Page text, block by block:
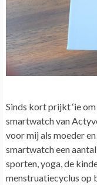
Sinds kort prijkt ‘ie
smartwatch van
voor mij als moeder
smartwatch een
sporten, yoga, de
menstruatiecyclus op